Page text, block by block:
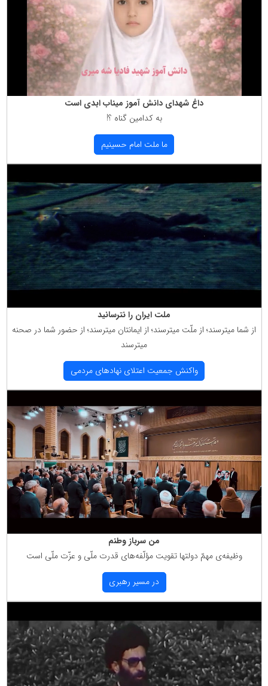
داغ شهدای دانش آموز میناب ابدی است
به كدامین گناه ؟!
ما ملت امام حسینیم
ملت ایران را نترسانید
از شما میترسند؛ از ملّت میترسند؛ از ایمانتان میترسند؛ از حضور شما در صحنه
میترسند
واكنش جمعیت اعتلای نهادهای مردمی
من سرباز وطنم
وظیفه‌ی مهمّ دولتها تقویت مؤلّفه‌های قدرت ملّی و عزّت ملّی است
در مسیر رهبری